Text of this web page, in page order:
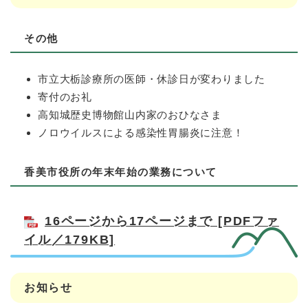
その他
市立大栃診療所の医師・休診日が変わりました
寄付のお礼
高知城歴史博物館山内家のおひなさま
ノロウイルスによる感染性胃腸炎に注意！
香美市役所の年末年始の業務について
16ページから17ページまで [PDFファ
イル／179KB]
お知らせ